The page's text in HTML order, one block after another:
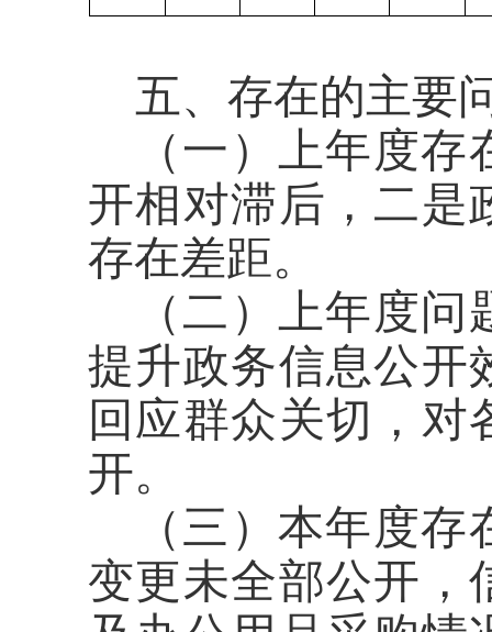
五、存在的主要
（一）上年度
开相对滞后，二是
存在差距。
（二）
上年度
提升政务信息公开
回应群众关切，对
开。
（三） 本年度存
变更未全部公开，